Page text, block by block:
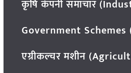
कृषि कंपनी समाचार
Government Schemes
एग्रीकल्चर मशीन